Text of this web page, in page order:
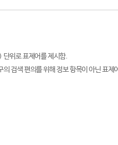
위로 표제어를 제시함.
검색 편의를 위해 정보 항목이 아닌 표